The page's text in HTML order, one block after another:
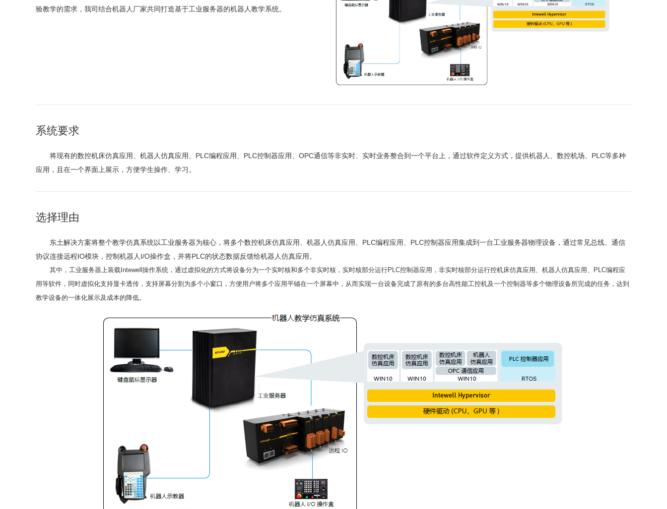
验教学的需求，我司结合机器人厂家共同打造基于工业服务器的机器人教学系统。
系统要求
将现有的数控机床仿真应用、机器人仿真应用、PLC编程应用、PLC控制器应用、OPC通信等非实时、实时业务整合到一个平台上，通过软件定义方式，提供机器人、数控机场、PLC等多种
应用，且在一个界面上展示，方便学生操作、学习。
选择理由
​ 东土解决方案将整个教学仿真系统以工业服务器为核心，将多个数控机床仿真应用、机器人仿真应用、PLC编程应用、PLC控制器应用集成到一台工业服务器物理设备，通过常见总线、通信
协议连接远程IO模块，控制机器人I/O操作盒，并将PLC的状态数据反馈给机器人仿真应用。
其中，工业服务器上装载Intewell操作系统，通过虚拟化的方式将设备分为一个实时核和多个非实时核，实时核部分运行PLC控制器应用，非实时核部分运行控机床仿真应用、机器人仿真应用、PLC编程应
用等软件，同时虚拟化支持显卡透传，支持屏幕分割为多个小窗口，方便用户将多个应用平铺在一个屏幕中，从而实现一台设备完成了原有的多台高性能工控机及一个控制器等多个物理设备所完成的任务，达到
教学设备的一体化展示及成本的降低。